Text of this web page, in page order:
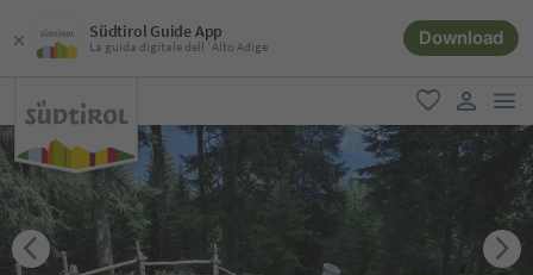
Südtirol Guide App
La guida digitale dell´Alto Adige Download
favoriti
user link